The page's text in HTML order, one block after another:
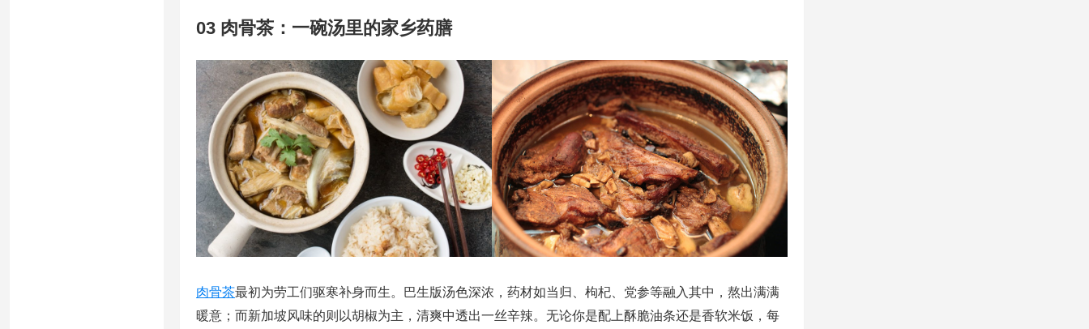
03 肉骨茶：一碗汤里的家乡药膳
肉骨茶最初为劳工们驱寒补身而生。巴生版汤色深浓，药材如当归、枸杞、党参等融入其中，熬出满满
暖意；而新加坡风味的则以胡椒为主，清爽中透出一丝辛辣。无论你是配上酥脆油条还是香软米饭，每